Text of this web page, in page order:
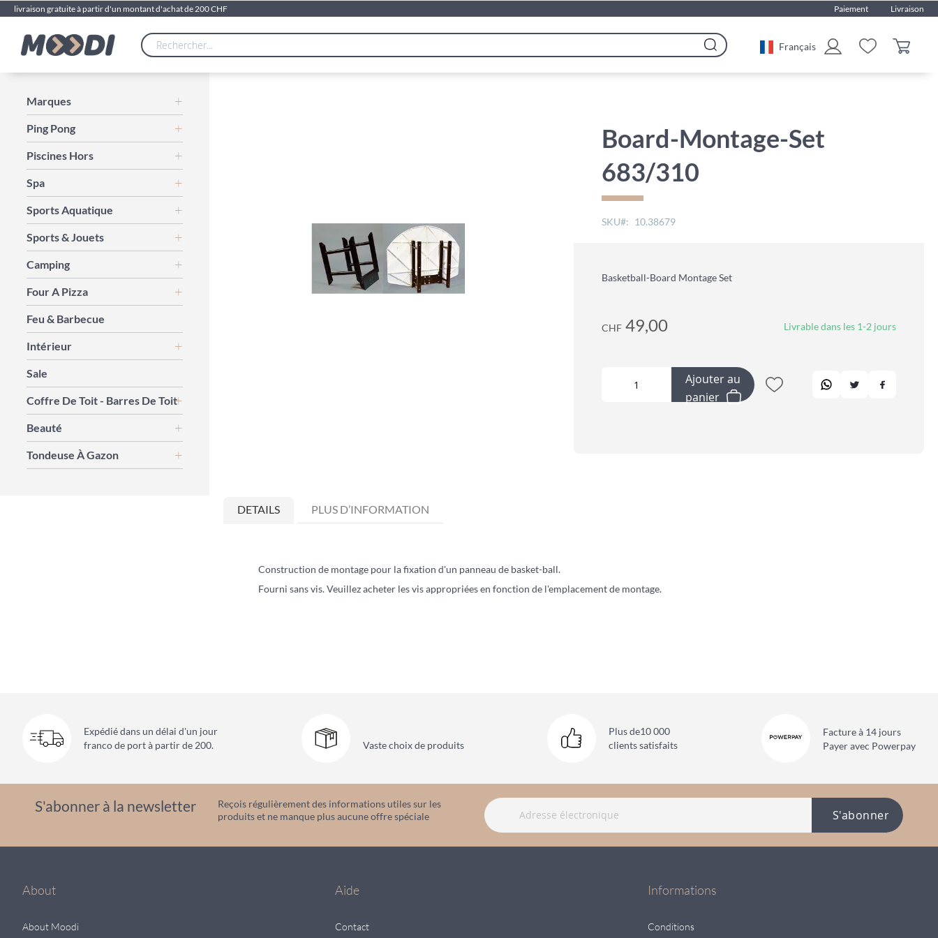
livraison gratuite à partir d'un montant d'achat de 200 CHF Paiement Livraison
Rechercher
Français
Board-Montage-Set
683/310
SKU 10.38679
Basketball-Board Montage Set
CHF 49,00 Livrable dans les 1-2 jours
Ajouter au
panier
images
DETAILS
Construction de montage pour la fixation d'un panneau de basket-ball.
Fourni sans vis. Veuillez acheter les vis appropriées en fonction de l'emplacement de montage.
PLUS D’INFORMATION
Marques
Ping Pong
Piscines Hors
Spa
Sports Aquatique
Sports & Jouets
Camping
Four A Pizza
Feu & Barbecue
Intérieur
Sale
Coffre De Toit - Barres De Toit
Beauté
Tondeuse À Gazon
Expédié dans un délai d'un jour
franco de port à partir de 200.
Vaste choixde produits
Plus de10 000
clients satisfaits
Facture à 14 jours
Payer avec Powerpay
S'abonner à la newsletter
Reçois régulièrement des informations utiles sur les
produits et ne manque plus aucune offre spéciale
S'abonner
About
About Moodi
Aide
Contact
Informations
Conditions